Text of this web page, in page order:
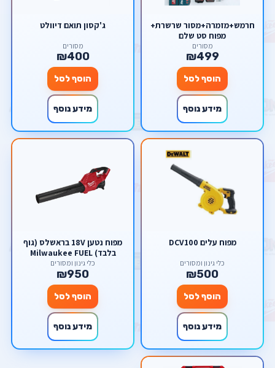
חרמש+מזמרה+מסור שרשרת+
מפוח סט שלם
מסורים
₪499
הוסף לסל
מידע נוסף
ג'קסון תואם דיוולט
מסורים
₪400
הוסף לסל
מידע נוסף
מפוח עלים DCV100
כלי גינון ומסורים
₪500
הוסף לסל
מידע נוסף
מפוח נטען 18V בראשלס (גוף
בלבד) Milwaukee FUEL
כלי גינון ומסורים
₪950
הוסף לסל
מידע נוסף